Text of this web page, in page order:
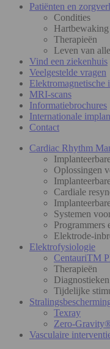
Patiënten en
Condities
Hartbewaking
Therapieën
Leven van
Vind een ziekenhuis
Veelgestelde vragen
Elektromagnetische
MRI-scans
Informatiebrochures
Internationale
Contact
Cardiac Rhythm
Oplossingen
Cardiale
Systemen
Programmers
Elektrode-
Elektrofysiologie
CentauriTM
Therapieën
Diagnostieken
Tijdelijke
Texray
Zero-
Vasculaire